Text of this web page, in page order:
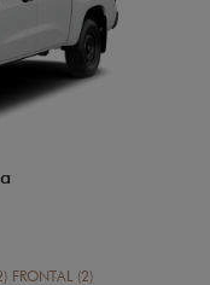
FRONTAL (2)